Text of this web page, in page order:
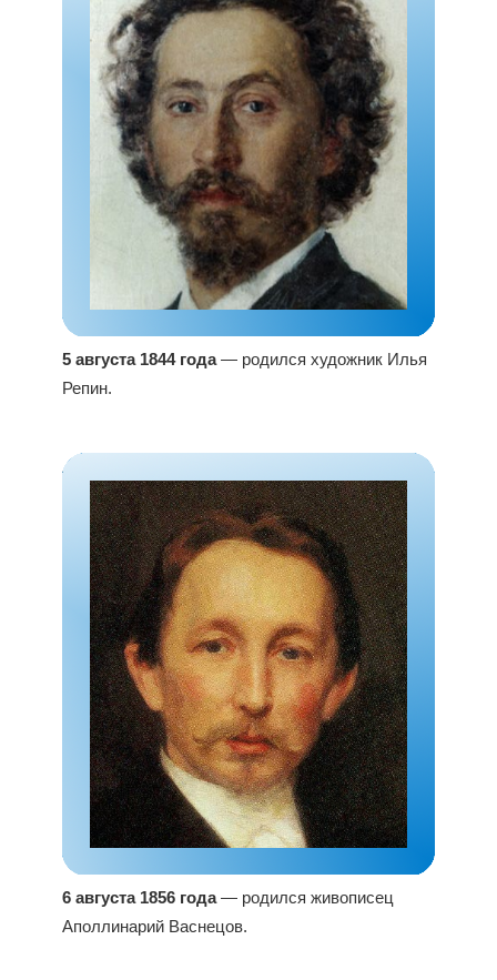
5 августа 1844 года— родился художник Илья
Репин.
6 августа 1856 года— родился живописец
Аполлинарий Васнецов.